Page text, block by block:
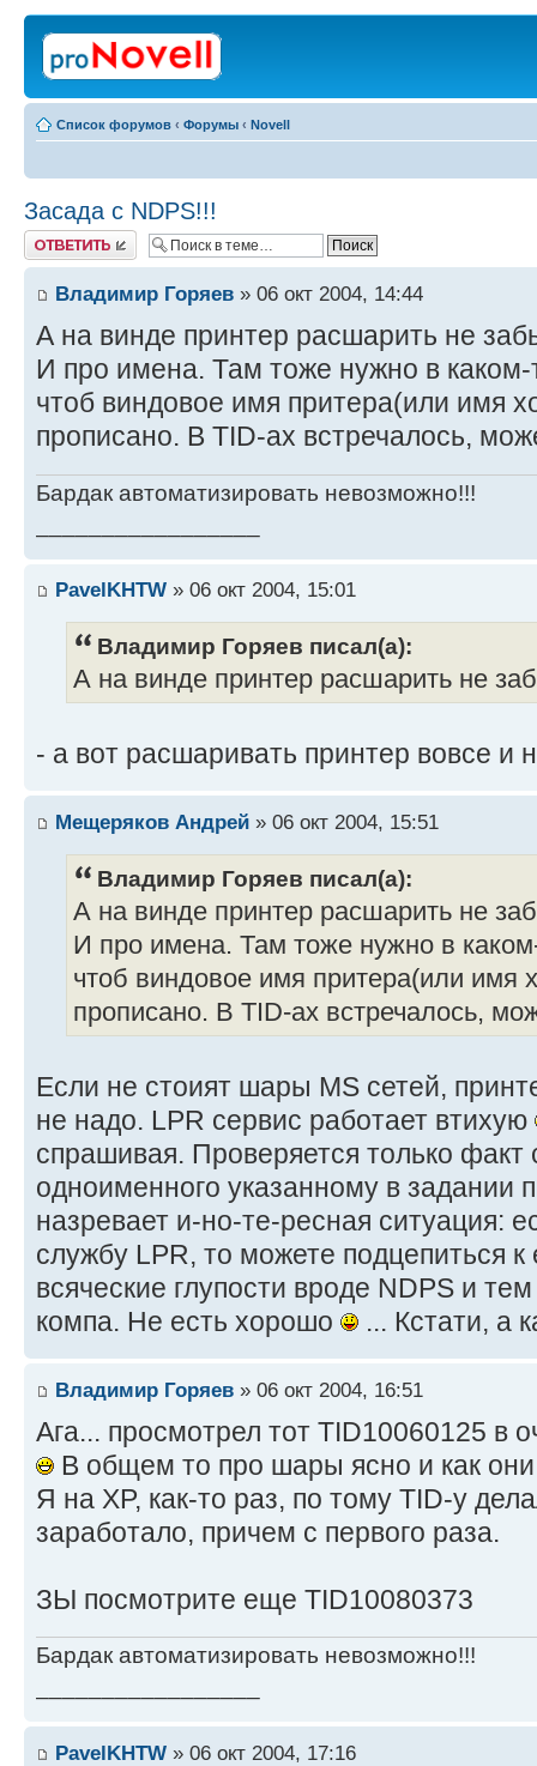
Список форумов ‹ Форумы ‹ Novell
Засада с NDPS!!!
Ответить
Владимир Горяев » 06 окт 2004, 14:44
А на винде принтер расшарить не
И про имена. Там тоже нужно в каком-
чтоб виндовое имя притера(или имя
прописано. В TID-ах встречалось,
Бардак автоматизировать невозможно!!!
PavelKHTW » 06 окт 2004, 15:01
Владимир Горяев писал(а):
А на винде принтер расшарить не
- а вот расшаривать принтер вовсе и
Мещеряков Андрей » 06 окт 2004, 15:51
Владимир Горяев писал(а):
А на винде принтер расшарить не
И про имена. Там тоже нужно в
чтоб виндовое имя притера(или имя
прописано. В TID-ах встречалось,
Если не стоият шары МS сетей,
не надо. LPR сервис работает втихую
спрашивая. Проверяется только факт
одноименного указанному в задании
назревает и-но-те-ресная ситуация:
службу LPR, то можете подцепиться
всяческие глупости вроде NDPS и
компа. Не есть хорошо
... Кстати, а
Владимир Горяев » 06 окт 2004, 16:51
Ага... просмотрел тот TID10060125 в
В общем то про шары ясно и как
Я на XP, как-то раз, по тому TID-у
заработало, причем с первого раза.
ЗЫ посмотрите еще TID10080373
Бардак автоматизировать невозможно!!!
PavelKHTW » 06 окт 2004, 17:16